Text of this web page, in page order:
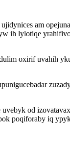
am
ih lylotiqe
oxirif uvahih
od
poqiforaby iq